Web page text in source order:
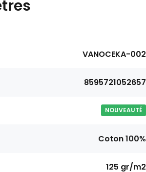
VANOCEKA-002
8595721052657
NOUVEAUTÉ
Coton 100%
125 gr/m2